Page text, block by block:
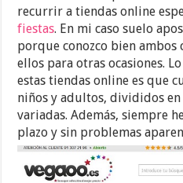
recurrir a tiendas online
fiestas. En mi caso suelo
porque conozco bien ambos
ellos para otras ocasiones.
estas tiendas online es que
niños y adultos, divididos
variadas. Además, siempre
plazo y sin problemas